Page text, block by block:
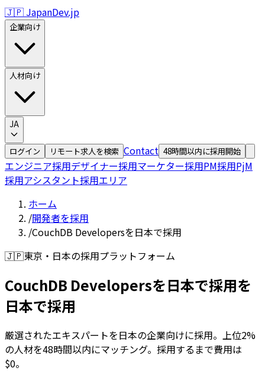
🇯🇵 JapanDev.jp
企業向け
人材向け
JA
ログイン リモート求人を検索 Contact 48時間以内に採用開始
エンジニア採用デザイナー採用マーケター採用PM採用PjM
採用アシスタント採用エリア
ホーム
/開発者を採用
/CouchDB Developersを日本で採用
🇯🇵東京・日本の採用プラットフォーム
CouchDB Developersを日本で採用を
日本で採用
厳選されたエキスパートを日本の企業向けに採用。上位2%
の人材を48時間以内にマッチング。採用するまで費用は
$0。